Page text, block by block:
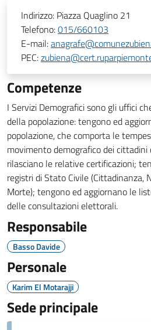
Indirizzo: Piazza Quaglino 21
Telefono:015/660103
E-mail:
PEC:
Competenze
I Servizi Demografici sono gli uffici
della popolazione: tengono ed
popolazione, che comporta le
movimento demografico dei cittadini
rilasciano le relative certificazioni;
registri di Stato Civile (Cittadinanza,
Morte); tengono ed aggiornano le
delle consultazioni elettorali.
Responsabile
Basso Davide
Personale
Karim El Motarajji
Sede principale